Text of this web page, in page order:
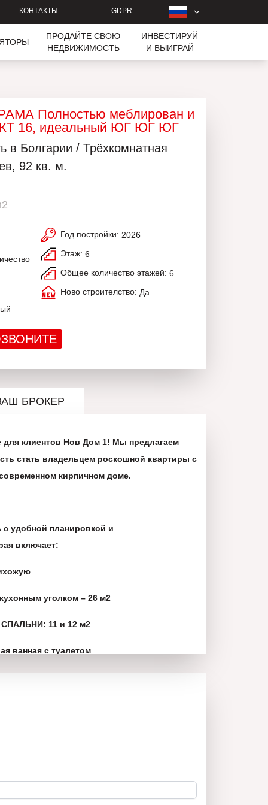
КОНТАКТЫ GDPR
ПРОДАЙТЕ СВОЮ
НЕДВИЖИМОСТЬ
ИНВЕСТИРУЙ
И ВЫИГРАЙ
Полностью меблирован и
16, идеальный ЮГ ЮГ ЮГ
в Болгарии / Трёхкомнатная
92 кв. м.
Год постройки: 2026
Этаж: 6
Общее количество этажей: 6
Ново строителство: Да
БРОКЕР
для клиентов Нов Дом 1! Мы предлагаем
стать владельцем роскошной квартиры с
кирпичном доме.
удобной планировкой и
включает:
уголком – 26 м2
11 и 12 м2
ванная с туалетом
состоянии, в ней никто не жил ни